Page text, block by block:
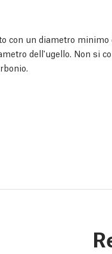
con un diametro minimo
dell'ugello. Non si